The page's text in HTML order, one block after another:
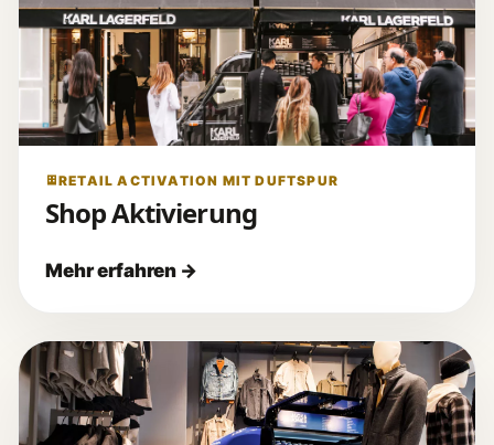
RETAIL ACTIVATION MIT DUFTSPUR
Shop Aktivierung